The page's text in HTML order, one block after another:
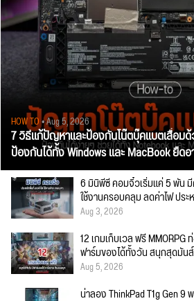
HOW TO• Aug 5, 2026
7 วิธีแก้ปัญหาและป้องกันโน๊ตบุ๊คแบตเสื่อม
ป้องกันได้ทั้ง Windows และ MacBook ยืด
6 มินิพีซี คอมจิ๋วเริ่มแค่ 5 พัน
ใช้งานครอบคลุม ลดค่าไฟ ปร
Aug 3, 2026
12 เกมเก็บเวล ฟรี
ฟาร์มของได้ทั้งวัน สนุกสุดมั
Aug 5, 2026
น่าลอง ThinkPad T1g Gen